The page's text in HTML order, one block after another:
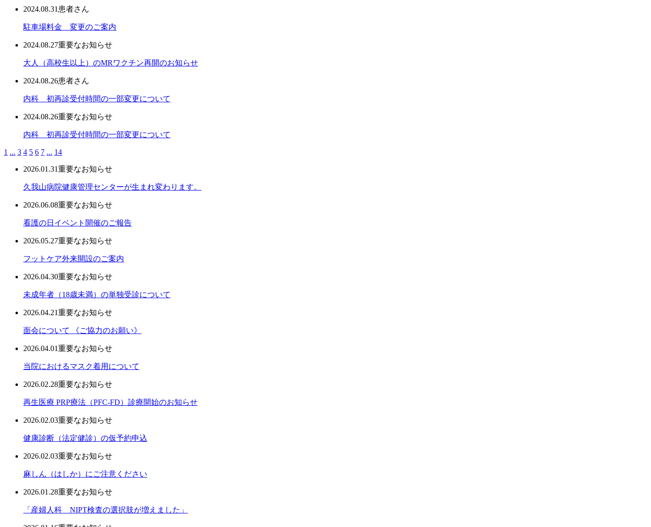
2024.08.31 患者さん
駐車場料金 変更のご案内
2024.08.27重要なお知らせ
大人（高校生以上）のMRワクチン再開のお知らせ
2024.08.26患者さん
内科 初再診受付時間の一部変更について
2024.08.26重要なお知らせ
内科 初再診受付時間の一部変更について
1 ... 3 4 5 6 7 ... 14
2026.01.31重要なお知らせ
久我山病院健康管理センターが生まれ変わります。
2026.06.08重要なお知らせ
看護の日イベント開催のご報告
2026.05.27重要なお知らせ
フットケア外来開設のご案内
2026.04.30重要なお知らせ
未成年者（18歳未満）の単独受診について
2026.04.21重要なお知らせ
面会について 《ご協力のお願い》
2026.04.01重要なお知らせ
当院におけるマスク着用について
2026.02.28重要なお知らせ
再生医療 PRP療法（PFC-FD）診療開始のお知らせ
2026.02.03重要なお知らせ
健康診断（法定健診）の仮予約申込
2026.02.03重要なお知らせ
麻しん（はしか）にご注意ください
2026.01.28重要なお知らせ
「産婦人科 NIPT検査の選択肢が増えました」